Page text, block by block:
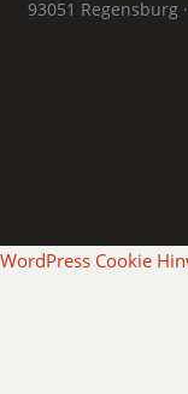
93051 Regensburg
WordPress Cookie